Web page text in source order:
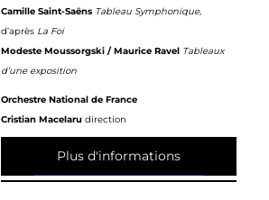
Camille Saint-Saëns Tableau Symphonique,
d’après La Foi
Modeste Moussorgski / Maurice Ravel Tableaux
d’une exposition
Orchestre National de France
Cristian Macelarudirection
Plus d'informations